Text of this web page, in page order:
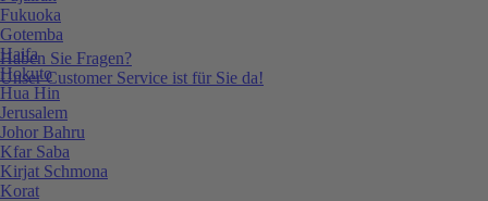
Haben Sie Fragen?
Unser Customer Service ist für Sie da!
Fukuoka
Gotemba
Haifa
Hokuto
Hua Hin
Jerusalem
Johor Bahru
Kfar Saba
Kirjat Schmona
Korat